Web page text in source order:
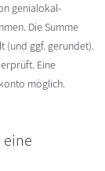
genialokal-
Die Summe
(und ggf. gerundet).
Eine
möglich.
eine